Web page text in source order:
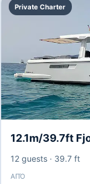
Private Charter
12.1m/39.7ft
12 guests· 39.7 ft
ΑΠΌ